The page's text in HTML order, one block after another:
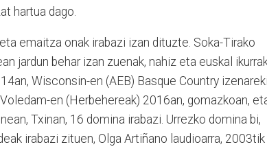
hartua dago.
emaitza onak irabazi izan dituzte. Soka-Tirako
jardun behar izan zuenak, nahiz eta euskal
Wisconsin-en (AEB) Basque Country
en (Herbehereak) 2016an, gomazkoan,
Txinan, 16 domina irabazi. Urrezko domina bi,
irabazi zituen, Olga Artiñano laudioarra, 2003tik